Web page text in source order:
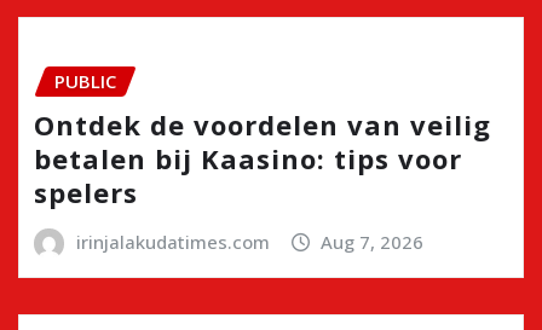
PUBLIC
Ontdek de voordelen van veilig
betalen bij Kaasino: tips voor
spelers
irinjalakudatimes.com Aug 7, 2026